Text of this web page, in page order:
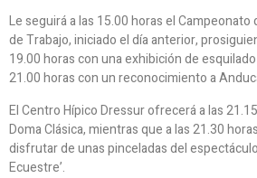
Le seguirá a las 15.00 horas el Campeonato
de Trabajo, iniciado el día anterior,
19.00 horas con una exhibición de
21.00 horas con un reconocimiento a
El Centro Hípico Dressur ofrecerá a las
Doma Clásica, mientras que a las 21.30
disfrutar de unas pinceladas del
Ecuestre’.